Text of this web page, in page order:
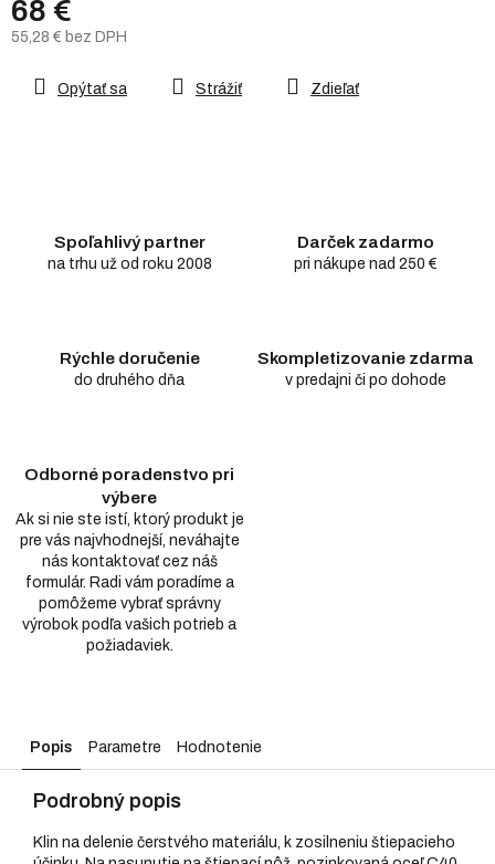
68 €
55,28 € bez DPH
cena:
Opýtať sa Strážiť Zdieľať
Spoľahlivý partner
na trhu už od roku 2008
Darček zadarmo
pri nákupe nad 250 €
Rýchle doručenie
do druhého dňa
Skompletizovanie zdarma
v predajni či po dohode
Odborné poradenstvo pri
výbere
Ak si nie ste istí, ktorý produkt je
pre vás najvhodnejší, neváhajte
nás kontaktovať cez náš
formulár. Radi vám poradíme a
pomôžeme vybrať správny
výrobok podľa vašich potrieb a
požiadaviek.
Popis Parametre Hodnotenie
Podrobný popis
Klin na delenie čerstvého materiálu, k zosilneniu štiepacieho